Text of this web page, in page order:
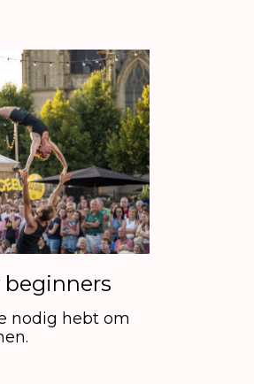
beginners
nodig hebt om